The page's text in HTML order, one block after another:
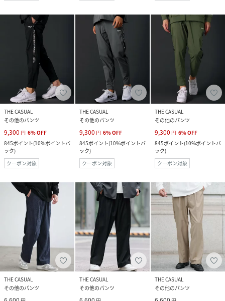
THE CASUAL
その他のパンツ
9,300 円 6%OFF
845ポイント(10%ポイントバ
ック)
クーポン対象
THE CASUAL
その他のパンツ
9,300 円 6%OFF
845ポイント(10%ポイントバ
ック)
クーポン対象
THE CASUAL
その他のパンツ
9,300 円 6%OFF
845ポイント(10%ポイントバ
ック)
クーポン対象
THE CASUAL
その他のパンツ
THE CASUAL
その他のパンツ
THE CASUAL
その他のパンツ